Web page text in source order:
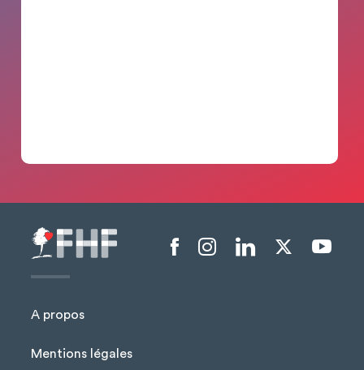
A propos
Mentions légales
Menu liens sociaux